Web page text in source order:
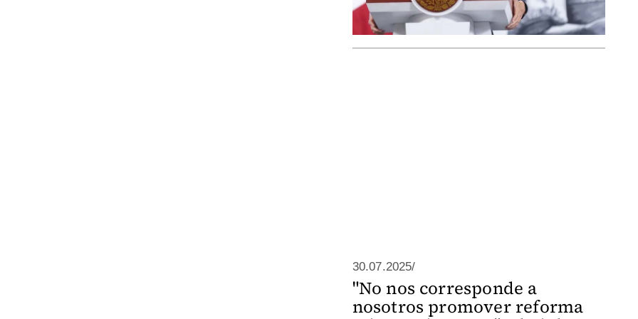
30.07.2025/
"No nos corresponde a
nosotros promover reforma